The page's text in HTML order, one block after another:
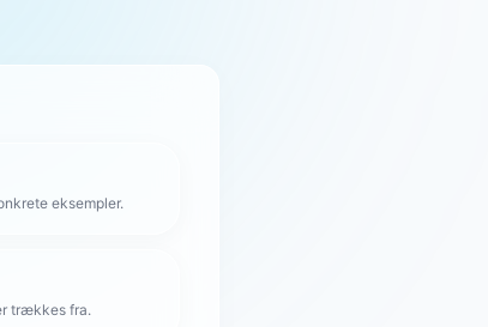
eksempler.
trækkes fra.